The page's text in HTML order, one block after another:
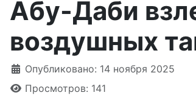
Абу-Даби
воздушных
Информация о материале
Опубликовано: 14 ноября 2025
Просмотров: 141